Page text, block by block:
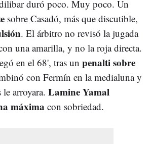
duró poco. Muy poco. Un
sobre Casadó, más que discutible,
. El árbitro no revisó la jugada
una amarilla, y no la roja directa.
en el 68', tras un penalti sobre
con Fermín en la medialuna y
arroyara. Lamine Yamal
máxima con sobriedad.